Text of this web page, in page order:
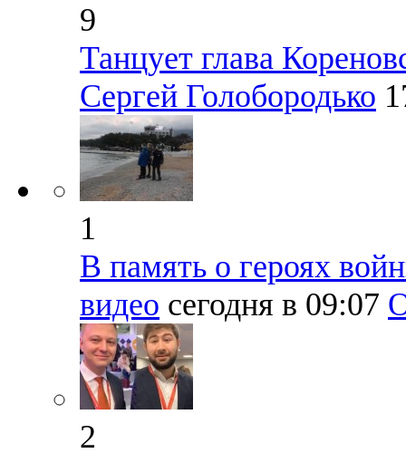
9
Танцует глава
Сергей Голобородько
1
В память о героях
видео сегодня в 09:07
2